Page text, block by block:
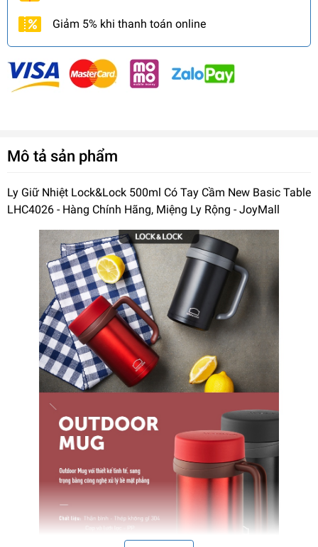
Giảm 5% khi thanh toán online
Mô tả sản phẩm
Ly Giữ Nhiệt Lock&Lock 500ml Có Tay Cầm New Basic Table
LHC4026 - Hàng Chính Hãng, Miệng Ly Rộng - JoyMall